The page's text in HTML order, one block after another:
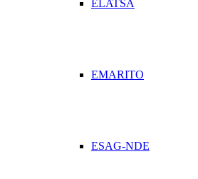
ELATSA
EMARITO
ESAG-NDE